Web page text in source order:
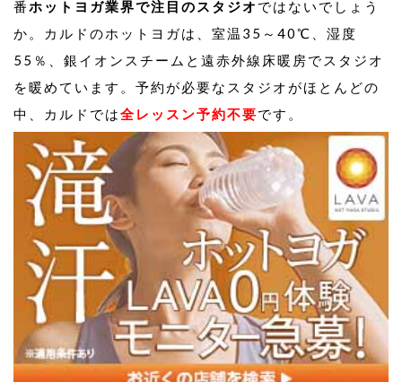
番ホットヨガ業界で注目のスタジオ ではないでしょう
か。カルドのホットヨガは、室温35～40℃、湿度
55％、銀イオンスチームと遠赤外線床暖房でスタジオ
を暖めています。予約が必要なスタジオがほとんどの
中、カルドでは全レッスン予約不要です。